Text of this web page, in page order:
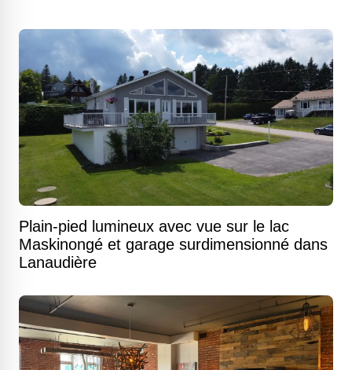
Plain-pied lumineux avec vue sur le lac
Maskinongé et garage surdimensionné dans
Lanaudière